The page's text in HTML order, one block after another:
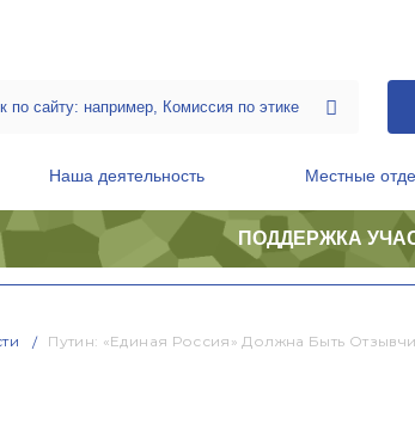
Наша деятельность Местные
ПОДДЕРЖКА
Путин: «Единая Россия» Должна Быть